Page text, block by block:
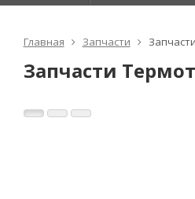
Главная Запчасти
Запчасти